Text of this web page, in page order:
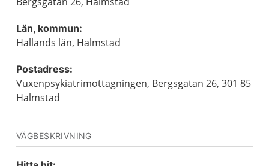
Län, kommun:
Hallands län, Halmstad
Postadress:
Vuxenpsykiatrimottagningen, Bergsgatan 26, 301 85
Halmstad
VÄGBESKRIVNING